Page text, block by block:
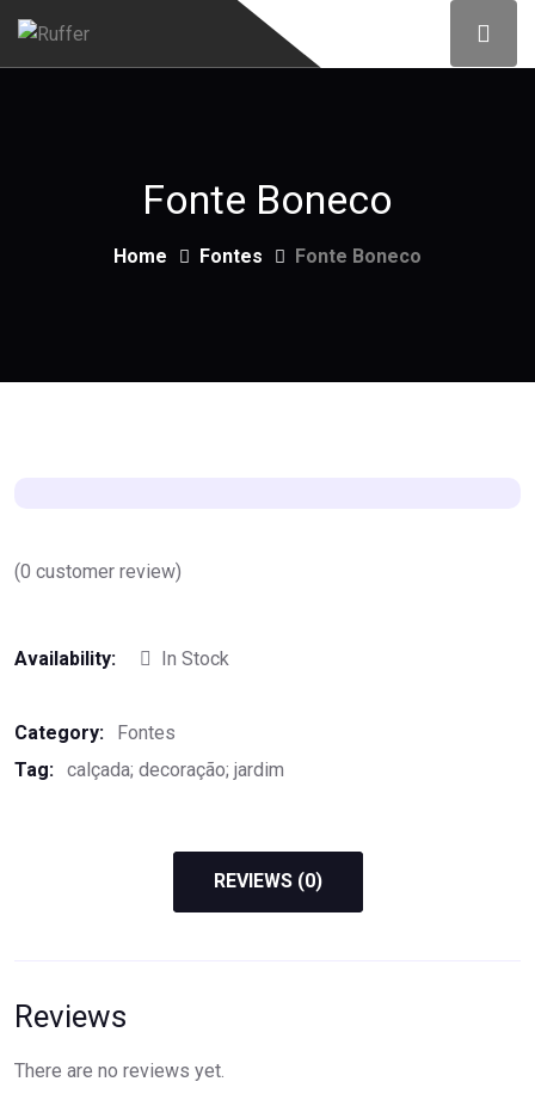
Fonte Boneco
Home Fontes Fonte Boneco
(0 customer review)
Availability: In Stock
Category:
Fontes
Tag: calçada; decoração; jardim
REVIEWS (0)
Reviews
There are no reviews yet.